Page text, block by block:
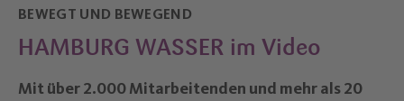
HAMBURG WASSER im Video
–
BEWEGT UND BEWEGEND
Mit über 2.000 Mitarbeitenden und mehr als 20